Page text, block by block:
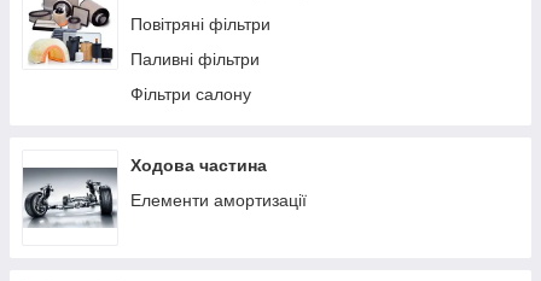
Повітряні фільтри
Паливні фільтри
Фільтри салону
Ходова частина
Елементи амортизації